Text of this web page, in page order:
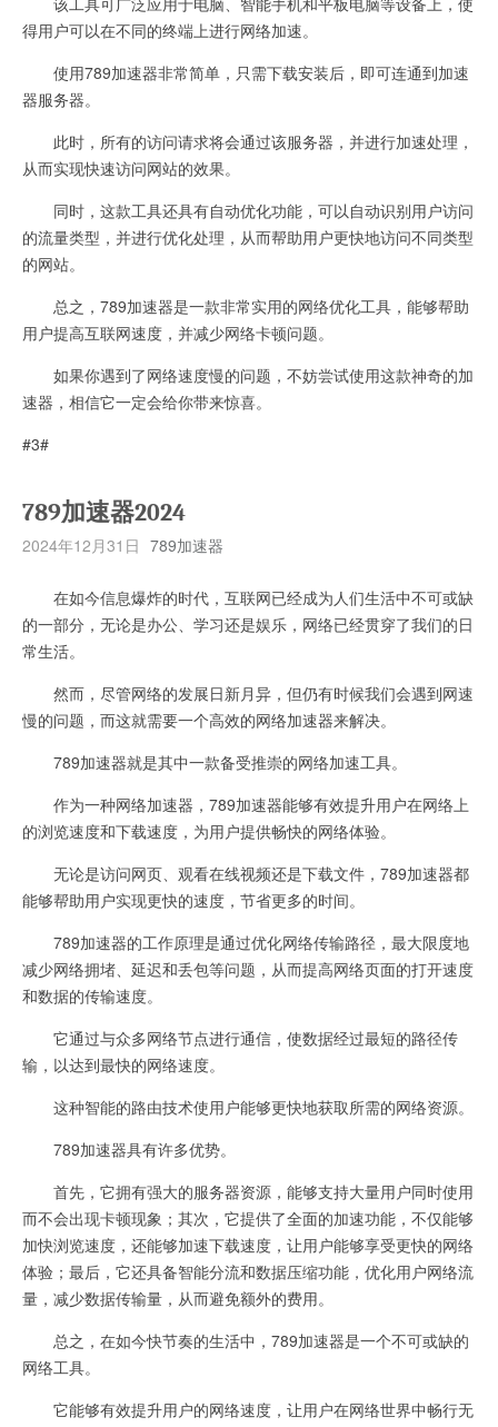
得用户可以在不同的终端上进行网络加速。
使用789加速器非常简单，只需下载安装后，即可连通到加速
器服务器。
此时，所有的访问请求将会通过该服务器，并进行加速处理，
从而实现快速访问网站的效果。
同时，这款工具还具有自动优化功能，可以自动识别用户访问
的流量类型，并进行优化处理，从而帮助用户更快地访问不同类型
的网站。
总之，789加速器是一款非常实用的网络优化工具，能够帮助
用户提高互联网速度，并减少网络卡顿问题。
如果你遇到了网络速度慢的问题，不妨尝试使用这款神奇的加
速器，相信它一定会给你带来惊喜。
#3#
789加速器2024
2024年12月31日 789加速器
在如今信息爆炸的时代，互联网已经成为人们生活中不可或缺
的一部分，无论是办公、学习还是娱乐，网络已经贯穿了我们的日
常生活。
然而，尽管网络的发展日新月异，但仍有时候我们会遇到网速
慢的问题，而这就需要一个高效的网络加速器来解决。
789加速器就是其中一款备受推崇的网络加速工具。
作为一种网络加速器，789加速器能够有效提升用户在网络上
的浏览速度和下载速度，为用户提供畅快的网络体验。
无论是访问网页、观看在线视频还是下载文件，789加速器都
能够帮助用户实现更快的速度，节省更多的时间。
789加速器的工作原理是通过优化网络传输路径，最大限度地
减少网络拥堵、延迟和丢包等问题，从而提高网络页面的打开速度
和数据的传输速度。
它通过与众多网络节点进行通信，使数据经过最短的路径传
输，以达到最快的网络速度。
这种智能的路由技术使用户能够更快地获取所需的网络资源。
789加速器具有许多优势。
首先，它拥有强大的服务器资源，能够支持大量用户同时使用
而不会出现卡顿现象；其次，它提供了全面的加速功能，不仅能够
加快浏览速度，还能够加速下载速度，让用户能够享受更快的网络
体验；最后，它还具备智能分流和数据压缩功能，优化用户网络流
量，减少数据传输量，从而避免额外的费用。
总之，在如今快节奏的生活中，789加速器是一个不可或缺的
网络工具。
它能够有效提升用户的网络速度，让用户在网络世界中畅行无